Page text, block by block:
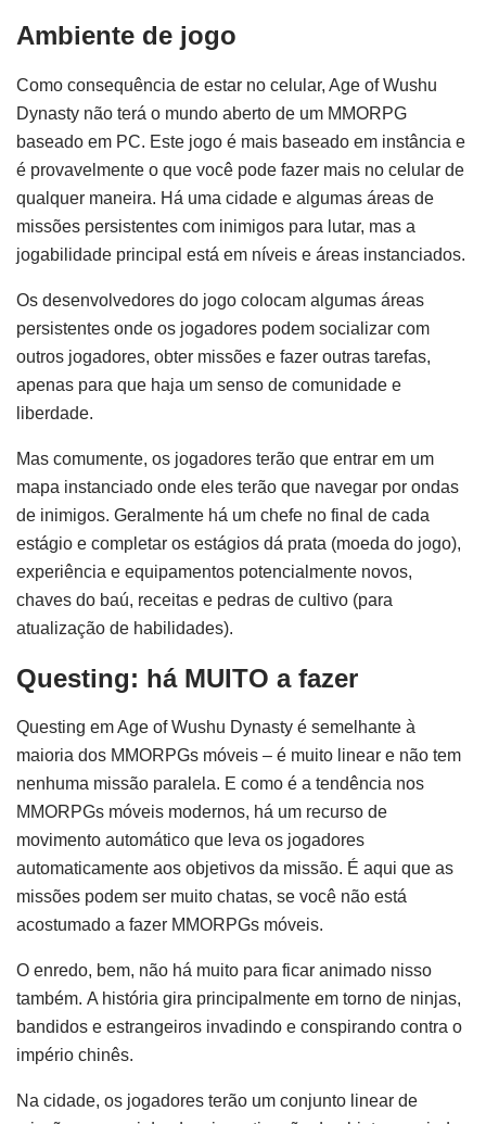
Ambiente de jogo
Como consequência de estar no celular, Age of Wushu
Dynasty não terá o mundo aberto de um MMORPG
baseado em PC. Este jogo é mais baseado em instância e
é provavelmente o que você pode fazer mais no celular de
qualquer maneira. Há uma cidade e algumas áreas de
missões persistentes com inimigos para lutar, mas a
jogabilidade principal está em níveis e áreas instanciados.
Os desenvolvedores do jogo colocam algumas áreas
persistentes onde os jogadores podem socializar com
outros jogadores, obter missões e fazer outras tarefas,
apenas para que haja um senso de comunidade e
liberdade.
Mas comumente, os jogadores terão que entrar em um
mapa instanciado onde eles terão que navegar por ondas
de inimigos. Geralmente há um chefe no final de cada
estágio e completar os estágios dá prata (moeda do jogo),
experiência e equipamentos potencialmente novos,
chaves do baú, receitas e pedras de cultivo (para
atualização de habilidades).
Questing: há MUITO a fazer
Questing em Age of Wushu Dynasty é semelhante à
maioria dos MMORPGs móveis – é muito linear e não tem
nenhuma missão paralela. E como é a tendência nos
MMORPGs móveis modernos, há um recurso de
movimento automático que leva os jogadores
automaticamente aos objetivos da missão. É aqui que as
missões podem ser muito chatas, se você não está
acostumado a fazer MMORPGs móveis.
O enredo, bem, não há muito para ficar animado nisso
também. A história gira principalmente em torno de ninjas,
bandidos e estrangeiros invadindo e conspirando contra o
império chinês.
Na cidade, os jogadores terão um conjunto linear de